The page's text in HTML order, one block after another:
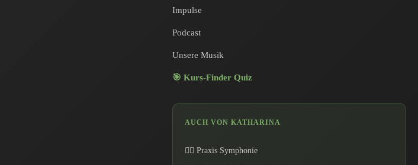
Impulse
Podcast
Unsere Musik
🎯 Kurs-Finder Quiz
AUCH VON KATHARINA
💆‍♀️ Praxis Symphonie